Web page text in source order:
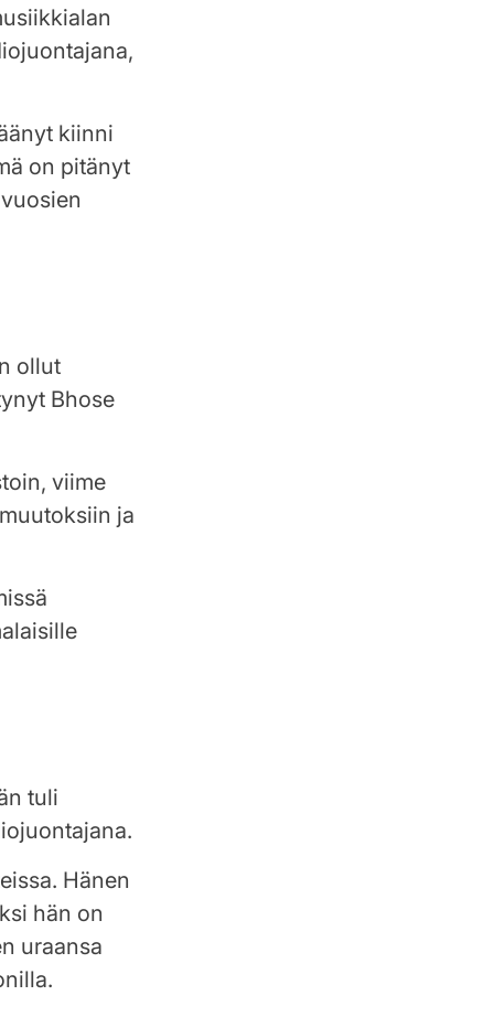
kiinni
on pitänyt
ollut
Bhose
viime
ja
tuli
Hänen
hän on
uraansa